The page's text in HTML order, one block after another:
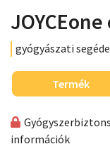
gyógyászati
Termék
információk